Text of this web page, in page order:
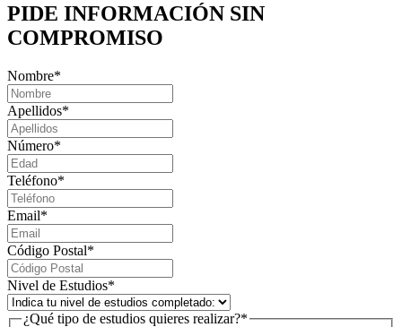
PIDE INFORMACIÓN SIN
COMPROMISO
Nombre*
Apellidos*
Número*
Teléfono*
Email*
Código Postal*
Nivel de Estudios*
¿Qué tipo de estudios quieres realizar?*